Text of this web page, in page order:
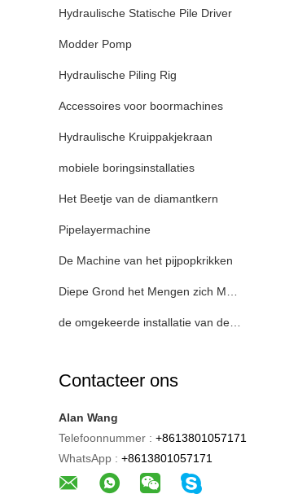
Hydraulische Statische Pile Driver
Modder Pomp
Hydraulische Piling Rig
Accessoires voor boormachines
Hydraulische Kruippakjekraan
mobiele boringsinstallaties
Het Beetje van de diamantkern
Pipelayermachine
De Machine van het pijpopkrikken
Diepe Grond het Mengen zich Machine
de omgekeerde installatie van de omloopboring
Contacteer ons
Alan Wang
Telefoonnummer : +8613801057171
WhatsApp : +8613801057171